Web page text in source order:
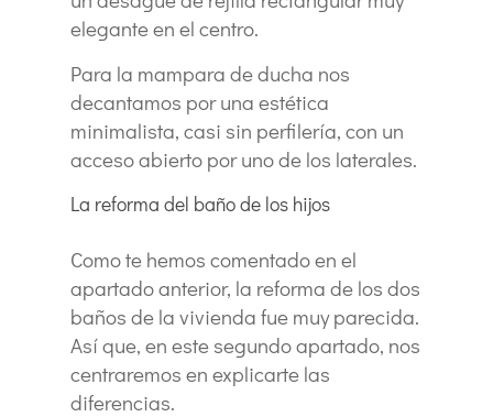
elegante en el centro.
Para la mampara de ducha nos
decantamos por una estética
minimalista, casi sin perfilería, con un
acceso abierto por uno de los laterales.
La reforma del baño de los hijos
Como te hemos comentado en el
apartado anterior, la reforma de los dos
baños de la vivienda fue muy parecida.
Así que, en este segundo apartado, nos
centraremos en explicarte las
diferencias.